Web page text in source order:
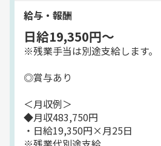
◎POINT:4
⇒交通量が少ない道を配送！
夜勤の時間は交通量も少なく
未経験の方も運転しやすい♪
／
さらに働きやすい
環境も整っています♪
給与・報酬
日給19,350円～
※残業手当は別途支給します。
◎賞与あり
＜月収例＞
◆月収483,750円
・日給19,350円×月25日